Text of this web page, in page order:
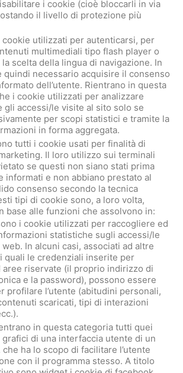
i cookie (cioè bloccarli in via
il livello di protezione più
cookie utilizzati per autenticarsi, per
multimediali tipo flash player o
scelta della lingua di navigazione. In
quindi necessario acquisire il consenso
dell’utente. Rientrano in questa
i cookie utilizzati per analizzare
gli accessi/le visite al sito solo se
per scopi statistici e tramite la
in forma aggregata.
tutti i cookie usati per finalità di
Il loro utilizzo sui terminali
se questi non siano stati prima
informati e non abbiano prestato al
consenso secondo la tecnica
tipi di cookie sono, a loro volta,
base alle funzioni che assolvono in:
i cookie utilizzati per raccogliere ed
statistiche sugli accessi/le
In alcuni casi, associati ad altre
quali le credenziali inserite per
aree riservate (il proprio indirizzo di
e la password), possono essere
profilare l’utente (abitudini personali,
scaricati, tipi di interazioni
in questa categoria tutti quei
di una interfaccia utente di un
che ha lo scopo di facilitare l’utente
con il programma stesso. A titolo